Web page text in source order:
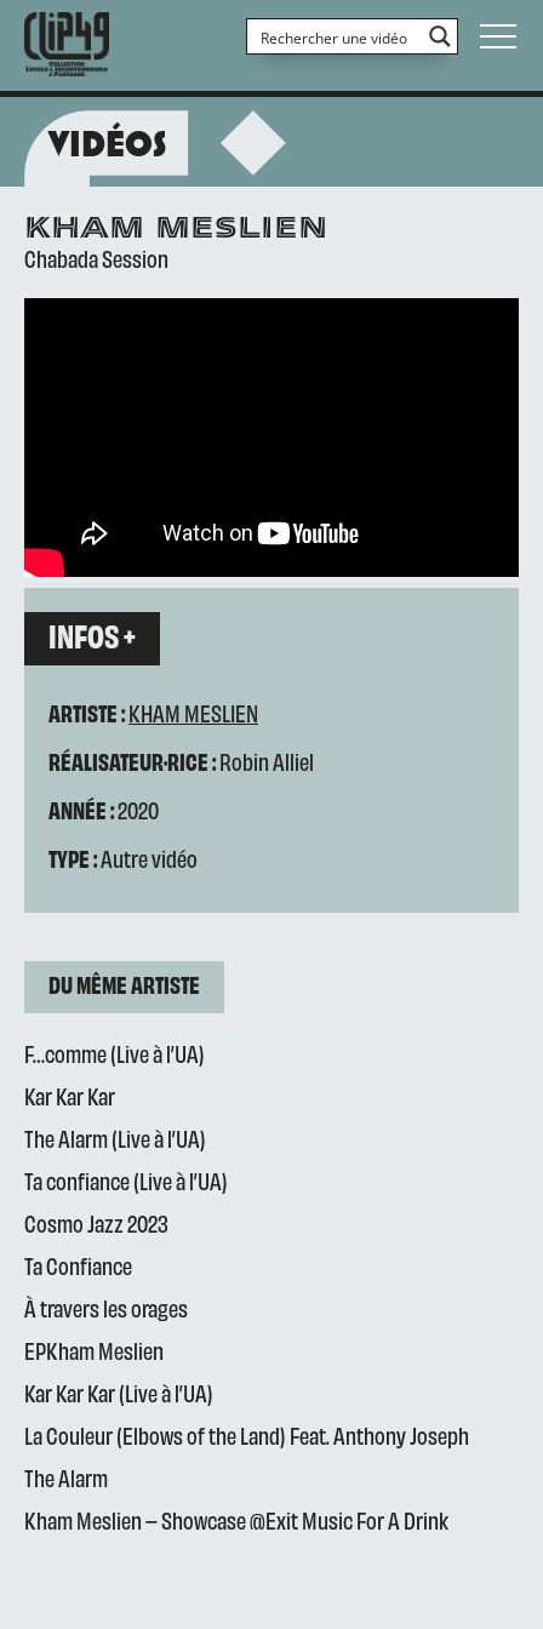
VIDÉOS
KHAM MESLIEN
Chabada Session
INFOS +
ARTISTE :KHAM MESLIEN
RÉALISATEUR·RICE :Robin Alliel
ANNÉE :2020
TYPE :Autre vidéo
DU MÊME ARTISTE
F…comme (Live à l’UA)
Kar Kar Kar
The Alarm (Live à l’UA)
Ta confiance (Live à l’UA)
Cosmo Jazz 2023
Ta Confiance
À travers les orages
EPKham Meslien
Kar Kar Kar (Live à l’UA)
La Couleur (Elbows of the Land) Feat. Anthony Joseph
The Alarm
Kham Meslien – Showcase @Exit Music For A Drink